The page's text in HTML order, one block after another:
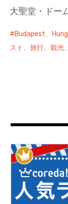
大聖堂・ドー
Budapest、
スト、旅行、観光